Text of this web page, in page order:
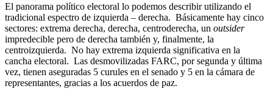
El panorama político electoral lo podemos describir utilizando el
tradicional espectro de izquierda – derecha. Básicamente hay cinco
sectores: extrema derecha, derecha, centroderecha, un outsider
impredecible pero de derecha también y, finalmente, la
centroizquierda. No hay extrema izquierda significativa en la
cancha electoral. Las desmovilizadas FARC, por segunda y última
vez, tienen aseguradas 5 curules en el senado y 5 en la cámara de
representantes, gracias a los acuerdos de paz.